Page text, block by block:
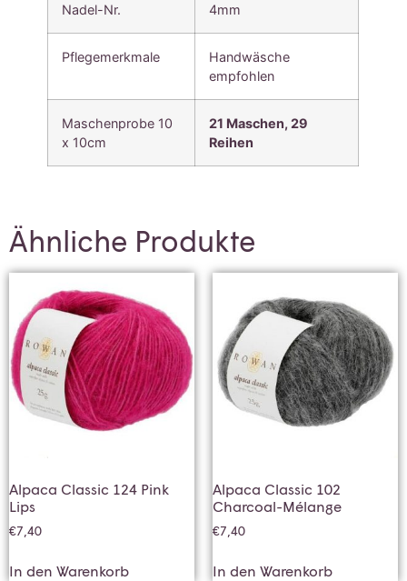
Nadel-Nr. 4mm
Pflegemerkmale
Handwäsche
empfohlen
Maschenprobe 10
x 10cm
21 Maschen, 29
Reihen
Ähnliche Produkte
Alpaca Classic 124 Pink
Lips
€7,40
In den Warenkorb
Alpaca Classic 102
Charcoal-Mélange
€7,40
In den Warenkorb